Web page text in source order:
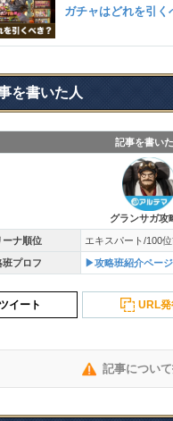
ガチャはどれを引
を書いた人
記事を書い
グランサガ攻
ーナ順位 エキスパート/100
班プロフ ▶攻略班紹介ペー
イート URL発
記事につい